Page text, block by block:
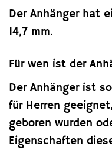
Der Anhänger hat
14,7 mm.
Für wen ist der
Der Anhänger ist
für Herren
geboren wurden
Eigenschaften